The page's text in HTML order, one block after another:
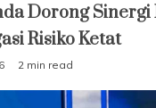
Dorong Sinergi
Risiko Ketat
2 min read